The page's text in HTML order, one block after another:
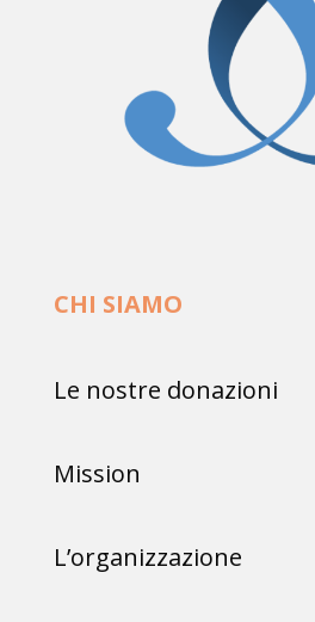
CHI SIAMO
Le nostre donazioni
Mission
L’organizzazione